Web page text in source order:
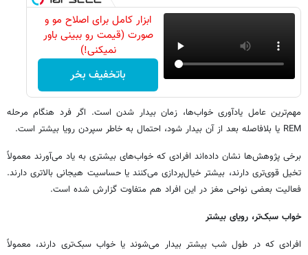
ابزار کامل برای اصلاح مو و
صورت (قیمت رو ببینی باور
نمیکنی!)
باتخفیف بخر
مهم‌ترین عامل یادآوری خواب‌ها، زمان بیدار شدن است. اگر فرد هنگام مرحله
REM یا بلافاصله بعد از آن بیدار شود، احتمال به خاطر سپردن رویا بیشتر است.
برخی پژوهش‌ها نشان داده‌اند افرادی که خواب‌های بیشتری به یاد می‌آورند معمولاً
تخیل قوی‌تری دارند، بیشتر خیال‌پردازی می‌کنند یا حساسیت هیجانی بالاتری دارند.
فعالیت بعضی نواحی مغز در این افراد هم متفاوت گزارش شده است.
خواب سبک‌تر، رویای بیشتر
افرادی که در طول شب بیشتر بیدار می‌شوند یا خواب سبک‌تری دارند، معمولاً